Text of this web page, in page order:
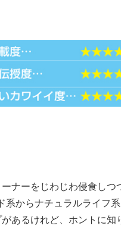
ナーをじわじわ侵食しつ
系からナチュラルライフ
あるけれど、ホントに知